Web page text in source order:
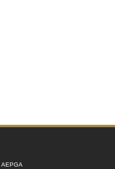
AEPGA